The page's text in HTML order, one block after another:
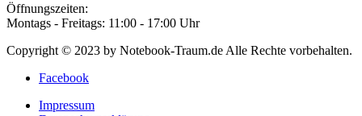
Öffnungszeiten:
Montags - Freitags: 11:00 - 17:00 Uhr
Copyright © 2023 by Notebook-Traum.de Alle Rechte vorbehalten.
Facebook
Impressum